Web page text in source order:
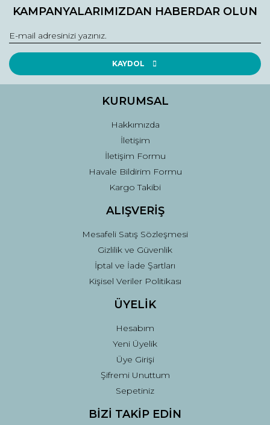
Görüş ve önerileriniz için teşekkür ederiz.
Ürün resmi kalitesiz, bozuk veya görüntülenemiyor.
Ürün açıklamasında eksik bilgiler bulunuyor.
Ürün fiyatı diğer sitelerden daha pahalı.
Gönder
KAMPANYALARIMIZDAN HABERDAR OLUN
KAYDOL
KURUMSAL
Hakkımızda
İletişim
İletişim Formu
Havale Bildirim Formu
Kargo Takibi
ALIŞVERİŞ
Mesafeli Satış Sözleşmesi
Gizlilik ve Güvenlik
İptal ve İade Şartları
Kişisel Veriler Politikası
ÜYELİK
Hesabım
Yeni Üyelik
Üye Girişi
Şifremi Unuttum
Sepetiniz
BİZİ TAKİP EDİN